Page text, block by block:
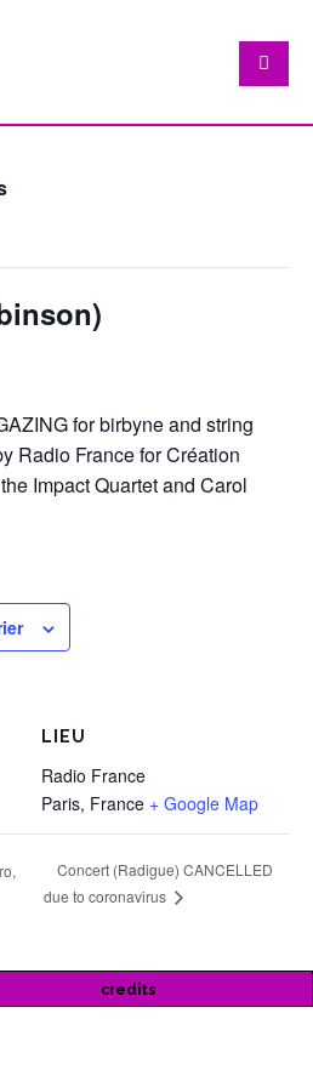
for birbyne and string
Radio France for Création
Impact Quartet and Carol
LIEU
Radio France
Paris, France + Google Map
Concert (Radigue) CANCELLED
due to coronavirus
credits